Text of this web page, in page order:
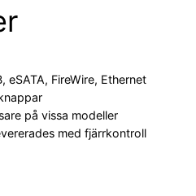
eSATA, FireWire, Ethernet
på vissa modeller
med fjärrkontroll